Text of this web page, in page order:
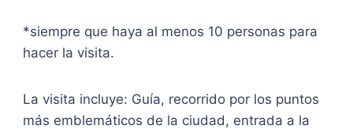
*siempre que haya al menos 10 personas para
hacer la visita.
La visita incluye: Guía, recorrido por los puntos
más emblemáticos de la ciudad, entrada a la